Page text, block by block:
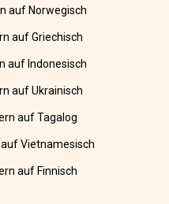
auf Norwegisch
auf Griechisch
auf Indonesisch
auf Ukrainisch
auf Tagalog
Vietnamesisch
auf Finnisch